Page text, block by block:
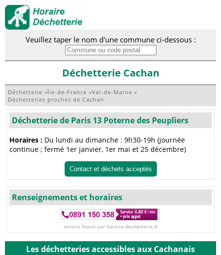
Veuillez taper le nom d'une commune ci-dessous :
Déchetterie Cachan
Déchetterie »Île-de-France »Val-de-Marne »
Déchetteries proches de Cachan
Déchetterie de Paris 13 Poterne des Peupliers
Horaires : Du lundi au dimanche : 9h30-19h (journée
continue ; fermé 1er janvier, 1er mai et 25 décembre)
Contact et déchets acceptés
Renseignements et horaires
service fourni par horaire-dechetterie.fr
Les déchetteries accessibles aux Cachanais